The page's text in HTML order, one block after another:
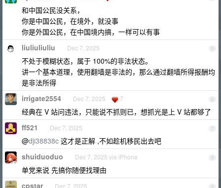
和中国公民没关系，
你是中国公民，在境外，就没事
你是外国公民，在中国境内搞，一样可以有事
5
liuliuliuliu Dec 7, 2025
不处于模糊状态，属于 100%的非法状态。
讲一个基本道理，使用翻墙是非法的，那么通过翻墙所得报酬均
是非法所得
6
irrigate2554 Dec 7, 2025 7
经典在 V 站问违法，只能说不抓则已，想抓光是上 V 站都够了
7
ff521 Dec 7, 2025
@dji38838c 这才是正解 ,不如趁机移民出去吧
8
shuiduoduo Dec 7, 2025 via iPhone
单党来说 先搞你随便找理由
cpstar Dec 7, 2025